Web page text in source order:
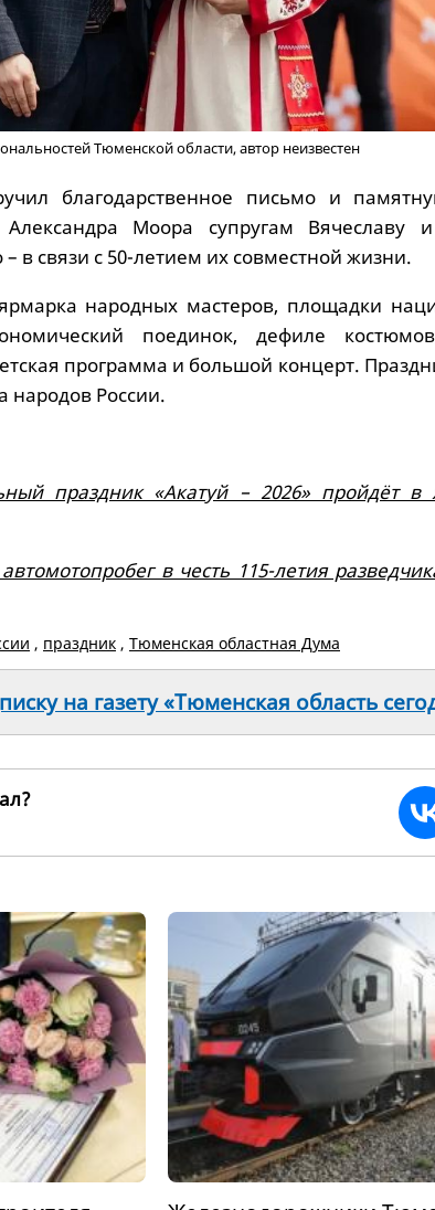
Тюменской области, автор неизвестен
благодарственное письмо и
Александра Моора супругам Вячеславу
в связи с 50-летием их совместной жизни.
народных мастеров, площадки
поединок, дефиле
программа и большой концерт.
народов России.
праздник «Акатуй – 2026» пройдёт в
в честь 115-летия
, праздник , Тюменская областная Дума
на газету «Тюменская область